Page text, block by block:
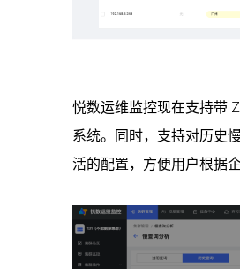
悦数运维监控现在支持带
系统。同时，支持对历史
活的配置，方便用户根据